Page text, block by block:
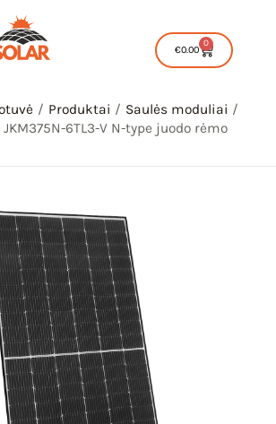
€0.00
0
Cart
Produktai
Saulės moduliai
6TL3-V N-type juodo rėmo